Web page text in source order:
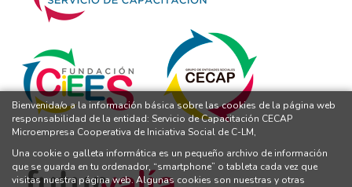
Bienvenida/o a la información básica sobre las cookies de la página web
responsabilidad de la entidad: Servicio de Capacitación CECAP
Microempresa Cooperativa de Iniciativa Social de C-LM,
Una cookie o galleta informática es un pequeño archivo de información
que se guarda en tu ordenador, “smartphone” o tableta cada vez que
visitas nuestra página web. Algunas cookies son nuestras y otras